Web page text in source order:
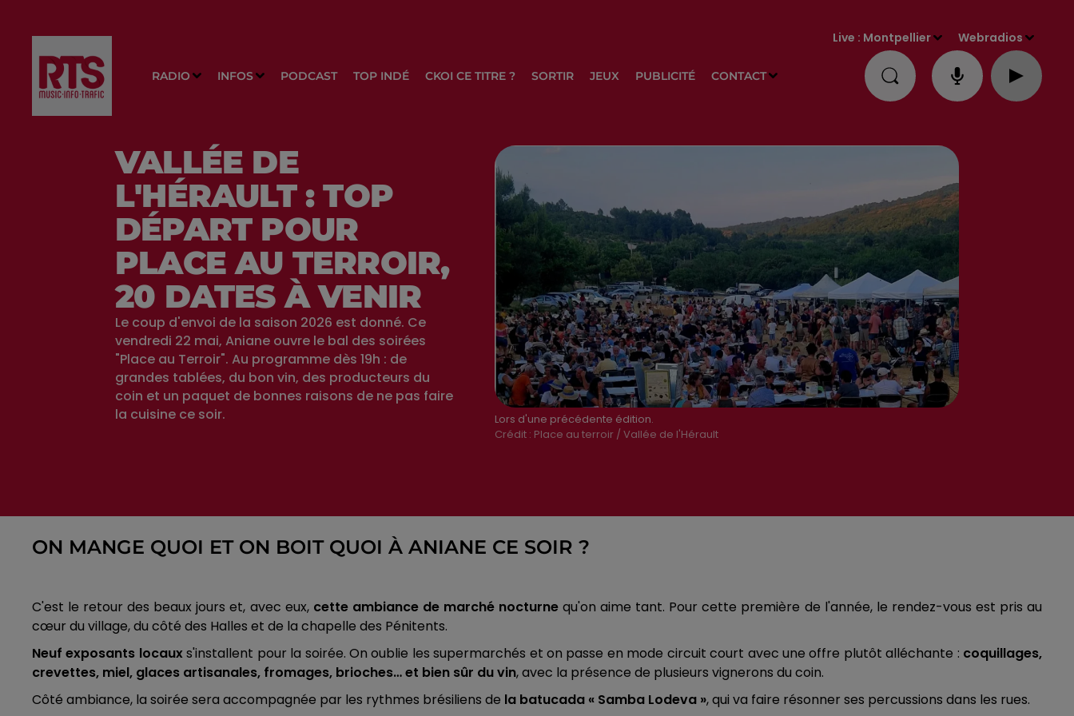
RADIO INFOS PODCAST TOP INDÉ CKOI CE TITRE ? SORTIR JEUX PUBLICITÉ CONTACT
Live : Montpellier Webradios
Lors d'une précédente édition.
Crédit : Place au terroir / Vallée de l'Hérault
VALLÉE DE
L'HÉRAULT : TOP
DÉPART POUR
PLACE AU TERROIR,
20 DATES À VENIR
Le coup d'envoi de la saison 2026 est donné. Ce
vendredi 22 mai, Aniane ouvre le bal des soirées
"Place au Terroir". Au programme dès 19h : de
grandes tablées, du bon vin, des producteurs du
coin et un paquet de bonnes raisons de ne pas faire
la cuisine ce soir.
ON MANGE QUOI ET ON BOIT QUOI À ANIANE CE SOIR ?
C'est le retour des beaux jours et, avec eux, cette ambiance de marché nocturne qu'on aime tant. Pour cette première de l'année, le rendez-vous est pris au
cœur du village, du côté des Halles et de la chapelle des Pénitents.
Neuf exposants locauxs'installent pour la soirée. On oublie les supermarchés et on passe en mode circuit court avec une offre plutôt alléchante : coquillages,
crevettes, miel, glaces artisanales, fromages, brioches… et bien sûr du vin, avec la présence de plusieurs vignerons du coin.
Côté ambiance, la soirée sera accompagnée par les rythmes brésiliens de la batucada « Samba Lodeva », qui va faire résonner ses percussions dans les rues.